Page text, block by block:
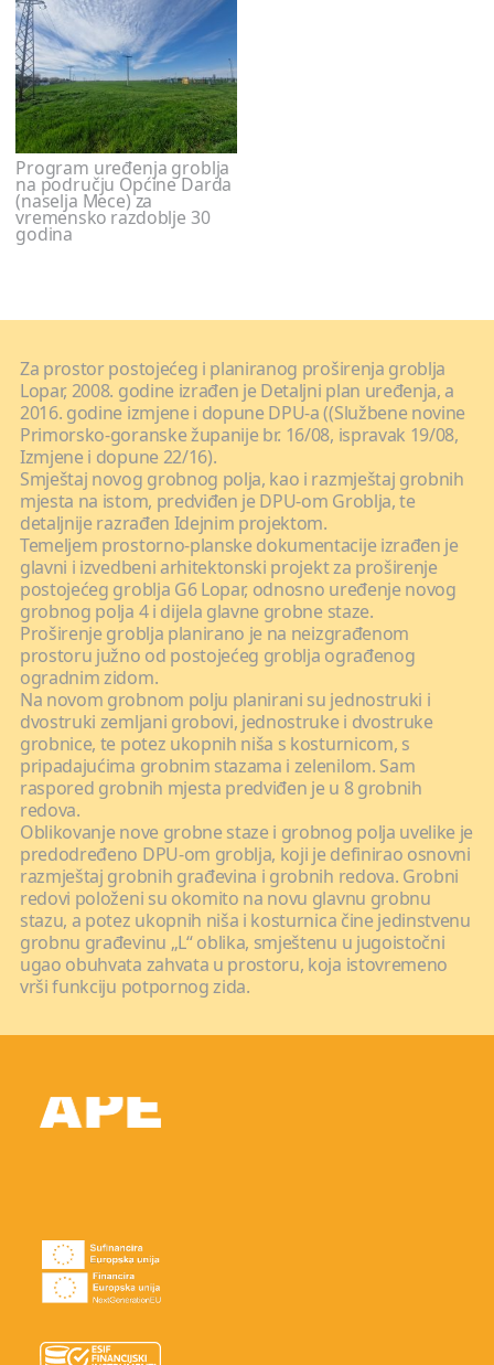
Program uređenja groblja
na području Općine Darda
(naselja Mece) za
vremensko razdoblje 30
godina
Za prostor postojećeg i planiranog proširenja groblja
Lopar, 2008. godine izrađen je Detaljni plan uređenja, a
2016. godine izmjene i dopune DPU-a ((Službene novine
Primorsko-goranske županije br. 16/08, ispravak 19/08,
Izmjene i dopune 22/16).
Smještaj novog grobnog polja, kao i razmještaj grobnih
mjesta na istom, predviđen je DPU-om Groblja, te
detaljnije razrađen Idejnim projektom.
Temeljem prostorno-planske dokumentacije izrađen je
glavni i izvedbeni arhitektonski projekt za proširenje
postojećeg groblja G6 Lopar, odnosno uređenje novog
grobnog polja 4 i dijela glavne grobne staze.
Proširenje groblja planirano je na neizgrađenom
prostoru južno od postojećeg groblja ograđenog
ogradnim zidom.
Na novom grobnom polju planirani su jednostruki i
dvostruki zemljani grobovi, jednostruke i dvostruke
grobnice, te potez ukopnih niša s kosturnicom, s
pripadajućima grobnim stazama i zelenilom. Sam
raspored grobnih mjesta predviđen je u 8 grobnih
redova.
Oblikovanje nove grobne staze i grobnog polja uvelike je
predodređeno DPU-om groblja, koji je definirao osnovni
razmještaj grobnih građevina i grobnih redova. Grobni
redovi položeni su okomito na novu glavnu grobnu
stazu, a potez ukopnih niša i kosturnica čine jedinstvenu
grobnu građevinu „L“ oblika, smještenu u jugoistočni
ugao obuhvata zahvata u prostoru, koja istovremeno
vrši funkciju potpornog zida.